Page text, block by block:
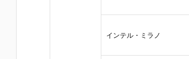
インテル・ミラノ